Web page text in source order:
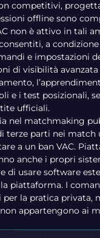
competitivi,
offline sono
non è attivo in tali
a condizione
e impostazioni
di visibilità
e i test posizionali,
ufficiali.
nel matchmaking
terze parti nei match
a un ban VAC.
anche i propri
di usare software
piattaforma. I
per la pratica privata,
appartengono ai